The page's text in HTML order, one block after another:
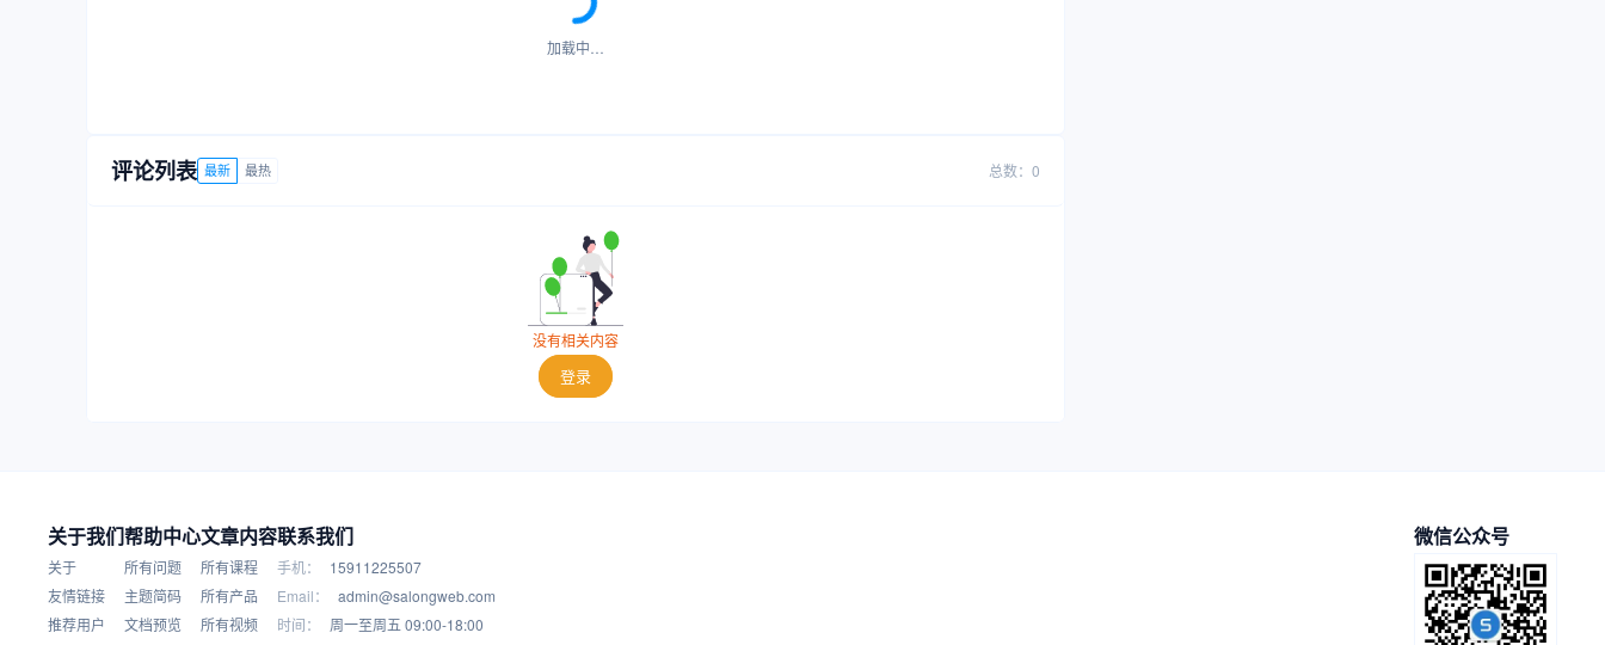
加载中…
评论列表 最新 最热 总数：0
没有相关内容
登录
关于我们
关于
友情链接
推荐用户
帮助中心
所有问题
主题简码
文档预览
文章内容
所有课程
所有产品
所有视频
联系我们
手机：
15911225507
Email：
admin@salongweb.com
时间：
周一至周五 09:00-18:00
微信公众号